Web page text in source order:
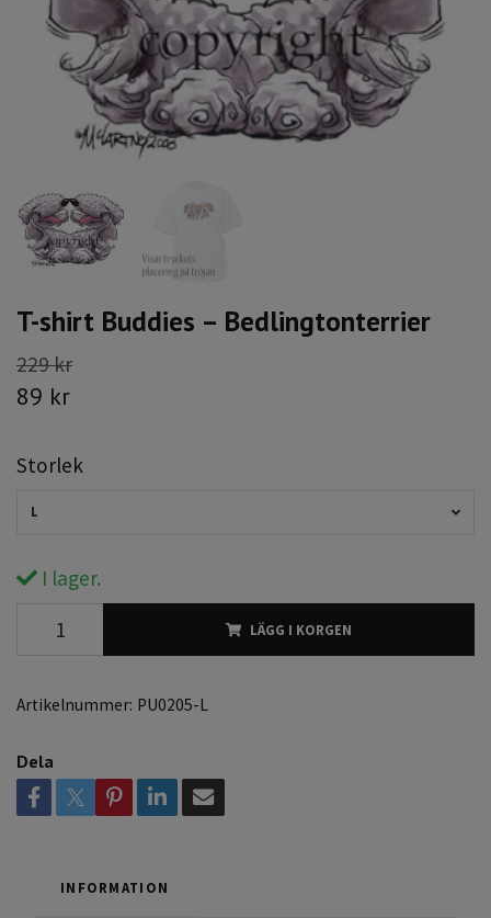
T-shirt Buddies – Bedlingtonterrier
229 kr
89 kr
Storlek
L
I lager.
LÄGG I KORGEN
Artikelnummer: PU0205-L
Dela
INFORMATION